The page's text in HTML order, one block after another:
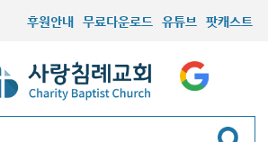
후원안내 무료다운로드 유튜브 팟캐스트